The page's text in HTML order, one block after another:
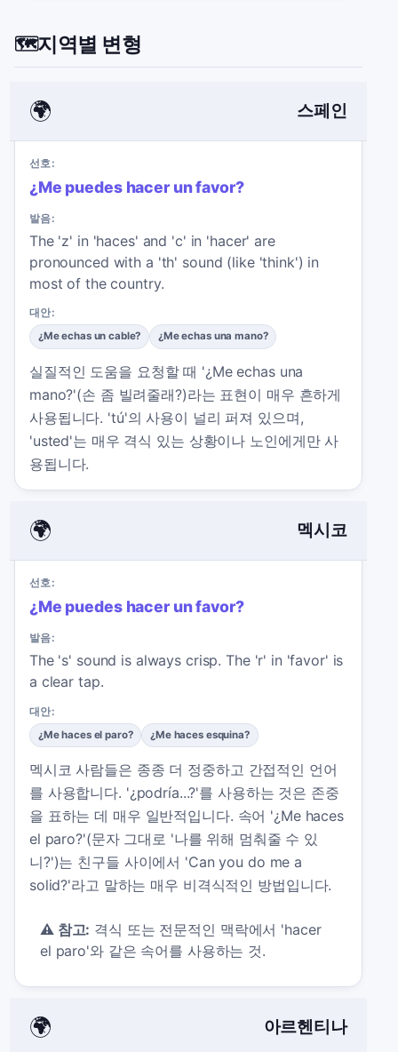
🗺️지역별 변형
🌍 스페인
선호:
¿Me puedes hacer un favor?
발음:
The 'z' in 'haces' and 'c' in 'hacer' are
pronounced with a 'th' sound (like 'think') in
most of the country.
대안:
¿Me echas un cable? ¿Me echas una mano?
실질적인 도움을 요청할 때 '¿Me echas una
mano?'(손 좀 빌려줄래?)라는 표현이 매우 흔하게
사용됩니다. 'tú'의 사용이 널리 퍼져 있으며,
'usted'는 매우 격식 있는 상황이나 노인에게만 사
용됩니다.
🌍 멕시코
선호:
¿Me puedes hacer un favor?
발음:
The 's' sound is always crisp. The 'r' in 'favor' is
a clear tap.
대안:
¿Me haces el paro? ¿Me haces esquina?
멕시코 사람들은 종종 더 정중하고 간접적인 언어
를 사용합니다. '¿podría...?'를 사용하는 것은 존중
을 표하는 데 매우 일반적입니다. 속어 '¿Me haces
el paro?'(문자 그대로 '나를 위해 멈춰줄 수 있
니?')는 친구들 사이에서 'Can you do me a
solid?'라고 말하는 매우 비격식적인 방법입니다.
⚠️ 참고: 격식 또는 전문적인 맥락에서 'hacer
el paro'와 같은 속어를 사용하는 것.
🌍 아르헨티나